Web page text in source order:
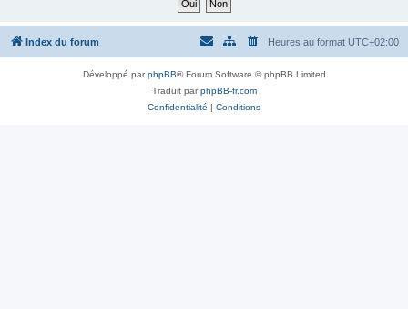
h
Index du forum Heures au format UTC+02:00
Développé parphpBB® Forum Software © phpBB Limited
Traduit parphpBB-fr.com
Confidentialité | Conditions